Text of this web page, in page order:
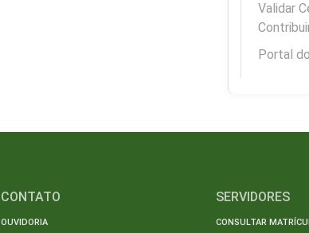
Validar
Portal
CONTATO
OUVIDORIA
SERVIDORES
CONSULTAR